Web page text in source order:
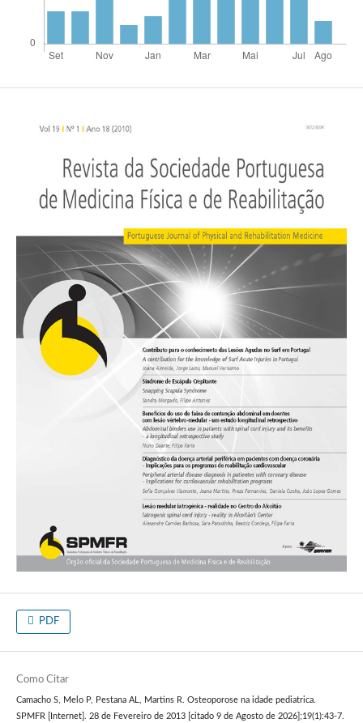
PDF
Como Citar
Camacho S, Melo P, Pestana AL, Martins R. Osteoporose na idade pediatrica.
SPMFR [Internet]. 28 de Fevereiro de 2013 [citado 9 de Agosto de 2026];19(1):43-7.